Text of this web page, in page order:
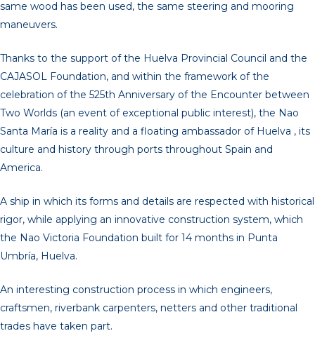
same wood has been used, the same steering and mooring
maneuvers.
Thanks to the support of the Huelva Provincial Council and the
CAJASOL Foundation, and within the framework of the
celebration of the 525th Anniversary of the Encounter between
Two Worlds (an event of exceptional public interest), the Nao
Santa María is a reality and a floating ambassador of Huelva , its
culture and history through ports throughout Spain and
America.
A ship in which its forms and details are respected with historical
rigor, while applying an innovative construction system, which
the Nao Victoria Foundation built for 14 months in Punta
Umbría, Huelva.
An interesting construction process in which engineers,
craftsmen, riverbank carpenters, netters and other traditional
trades have taken part.